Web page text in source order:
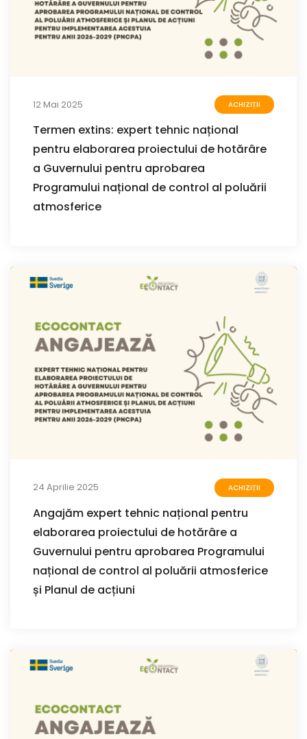
12 Mai 2025 ACHIZIȚII
Termen extins: expert tehnic național
pentru elaborarea proiectului de hotărâre
a Guvernului pentru aprobarea
Programului național de control al poluării
atmosferice
24 Aprilie 2025 ACHIZIȚII
Angajăm expert tehnic național pentru
elaborarea proiectului de hotărâre a
Guvernului pentru aprobarea Programului
național de control al poluării atmosferice
și Planul de acțiuni